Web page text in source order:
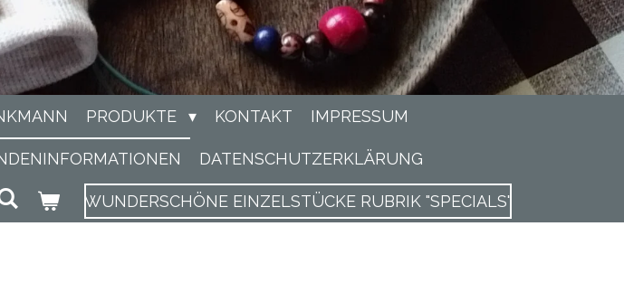
PRODUKTE KONTAKT IMPRESSUM
DATENSCHUTZERKLÄRUNG
WUNDERSCHÖNE EINZELSTÜCKE RUBRIK "SPECIALS"